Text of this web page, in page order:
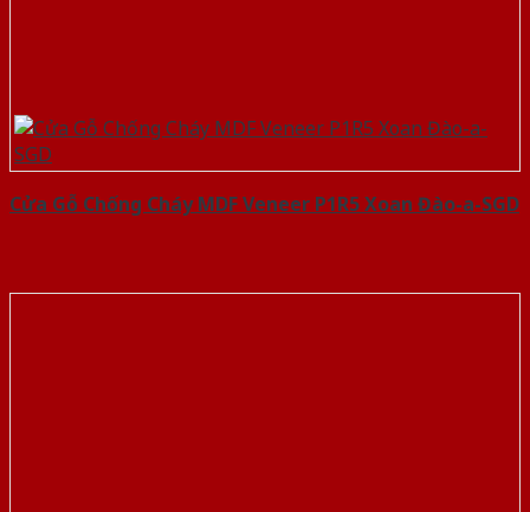
Cửa Gỗ Chống Cháy MDF Veneer P1R5 Xoan Đào-a-SGD